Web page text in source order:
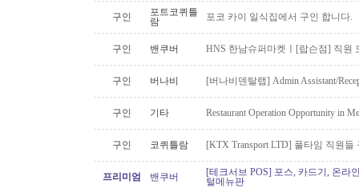
구인
포트코퀴틀
람
포코 카이 일식집에서 구인 합니다.
구인 밴쿠버 HNS 한남슈퍼마켓ㅣ[랍슨점] 직원
구인 버나비 [버나비덴탈랩] Admin Assistant/
구인 기타 Restaurant Operation Opportunity in
구인 코퀴틀람 [KTX Transport LTD] 풀타임 직원
프리미엄 밴쿠버
[테크서브 POS] 포스, 카드기, 온라
털메뉴판